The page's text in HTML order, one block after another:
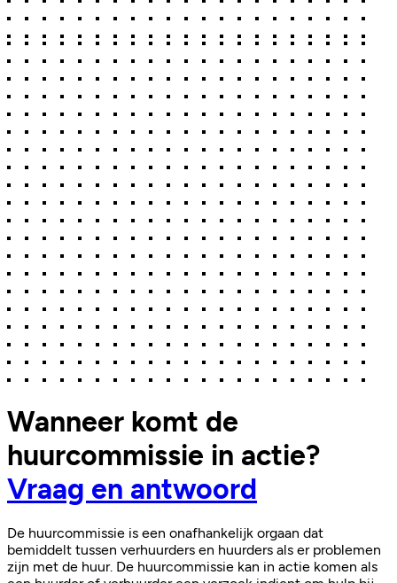
Wanneer komt de
huurcommissie in actie?
Vraag en antwoord
De huurcommissie is een onafhankelijk orgaan dat
bemiddelt tussen verhuurders en huurders als er problemen
zijn met de huur. De huurcommissie kan in actie komen als